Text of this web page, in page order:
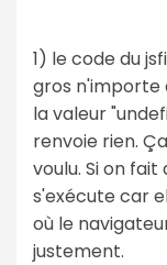
1) le code du
gros n'importe
la valeur
renvoie rien.
voulu. Si on
s'exécute car
où le
justement.